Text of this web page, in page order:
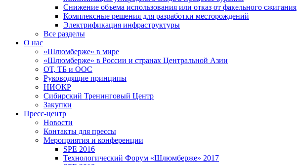
Снижение объема использования или отказ от факельного сжигания
Комплексные решения для разработки месторождений
Электрификация инфраструктуры
Все разделы
О нас
«Шлюмберже» в мире
«Шлюмберже» в России и странах Центральной Азии
ОТ, ТБ и ООС
Руководящие принципы
НИОКР
Сибирский Тренинговый Центр
Закупки
Пресс-центр
Новости
Контакты для прессы
Мероприятия и конференции
SPE 2016
Технологический Форум «Шлюмберже» 2017